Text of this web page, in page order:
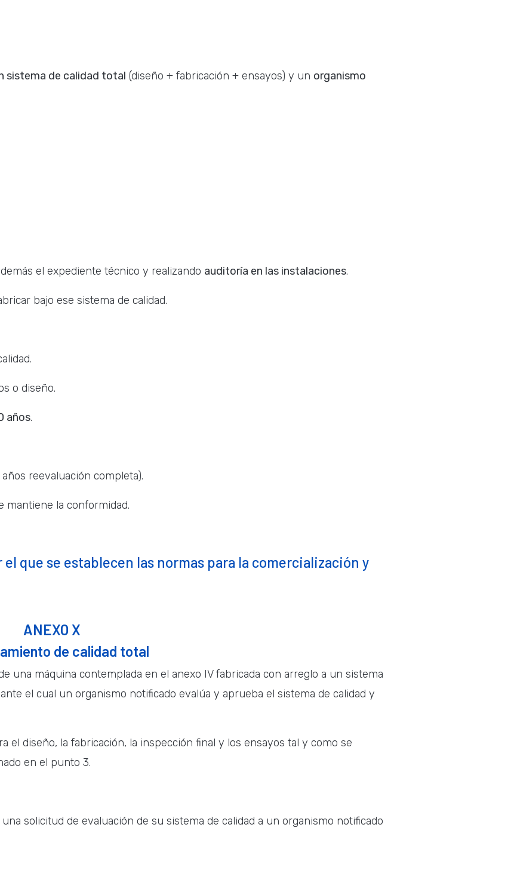
sistema de calidad total (diseño + fabricación + ensayos) y un organismo
el expediente técnico y realizando auditoría en las instalaciones.
bajo ese sistema de calidad.
o diseño.
años.
reevaluación completa).
mantiene la conformidad.
que se establecen las normas para la comercialización y
ANEXO X
de calidad total
una máquina contemplada en el anexo IV fabricada con arreglo a un sistema
el cual un organismo notificado evalúa y aprueba el sistema de calidad y
el diseño, la fabricación, la inspección final y los ensayos tal y como se
en el punto 3.
solicitud de evaluación de su sistema de calidad a un organismo notificado